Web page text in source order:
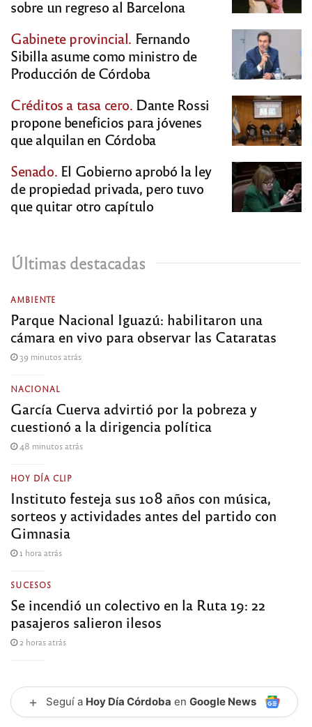
sobre un regreso al Barcelona
Gabinete provincial. Fernando
Sibilla asume como ministro de
Producción de Córdoba
Créditos a tasa cero. Dante Rossi
propone beneficios para jóvenes
que alquilan en Córdoba
Senado. El Gobierno aprobó la ley
de propiedad privada, pero tuvo
que quitar otro capítulo
Últimas destacadas
AMBIENTE
Parque Nacional Iguazú: habilitaron una
cámara en vivo para observar las Cataratas
39 minutos atrás
NACIONAL
García Cuerva advirtió por la pobreza y
cuestionó a la dirigencia política
48 minutos atrás
HOY DÍA CLIP
Instituto festeja sus 108 años con música,
sorteos y actividades antes del partido con
Gimnasia
1 hora atrás
SUCESOS
Se incendió un colectivo en la Ruta 19: 22
pasajeros salieron ilesos
2 horas atrás
+ Seguí a Hoy Día Córdoba en Google News